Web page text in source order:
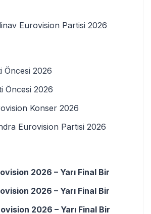
Eurovision Partisi 2026
Öncesi 2026
Öncesi 2026
Konser 2026
Eurovision Partisi 2026
2026 – Yarı Final Bir
2026 – Yarı Final Bir
2026 – Yarı Final Bir